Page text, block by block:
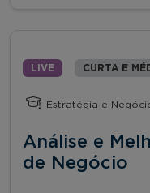
LIVE CURTA E
Estratégia e
Análise e
de Negócio